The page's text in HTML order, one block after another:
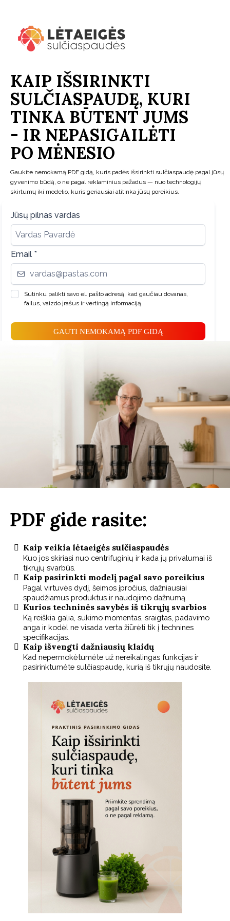
KAIP IŠSIRINKTI
SULČIASPAUDĘ, KURI
TINKA BŪTENT JUMS
- IR NEPASIGAILĖTI
PO MĖNESIO
Gaukite nemokamą PDF gidą, kuris padės išsirinkti sulčiaspaudę pagal jūsų
gyvenimo būdą, o ne pagal reklaminius pažadus — nuo technologijų
skirtumų iki modelio, kuris geriausiai atitinka jūsų poreikius.
Jūsų pilnas vardas
Email *
Sutinku palikti savo el. pašto adresą, kad gaučiau dovanas,
failus, vaizdo įrašus ir vertingą informaciją.
GAUTI NEMOKAMĄ PDF GIDĄ
PDF gide rasite:
Kaip veikia lėtaeigės sulčiaspaudės
Kuo jos skiriasi nuo centrifuginių ir kada jų privalumai iš
tikrųjų svarbūs.
Kaip pasirinkti modelį pagal savo poreikius
Pagal virtuvės dydį, šeimos įpročius, dažniausiai
spaudžiamus produktus ir naudojimo dažnumą.
Kurios techninės savybės iš tikrųjų svarbios
Ką reiškia galia, sukimo momentas, sraigtas, padavimo
anga ir kodėl ne visada verta žiūrėti tik į technines
specifikacijas.
Kaip išvengti dažniausių klaidų
Kad nepermokėtumėte už nereikalingas funkcijas ir
pasirinktumėte sulčiaspaudę, kurią iš tikrųjų naudosite.